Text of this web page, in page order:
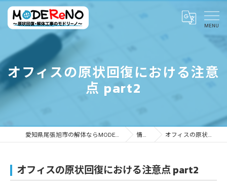
オフィスの原状回復における注意
点 part2
愛知県尾張旭市の解体ならMODEReNO ～原状回復・解体工事のモドリーノ～ 情報ブログ オフィスの原状回復における注意点 part2
オフィスの原状回復における注意点 part2